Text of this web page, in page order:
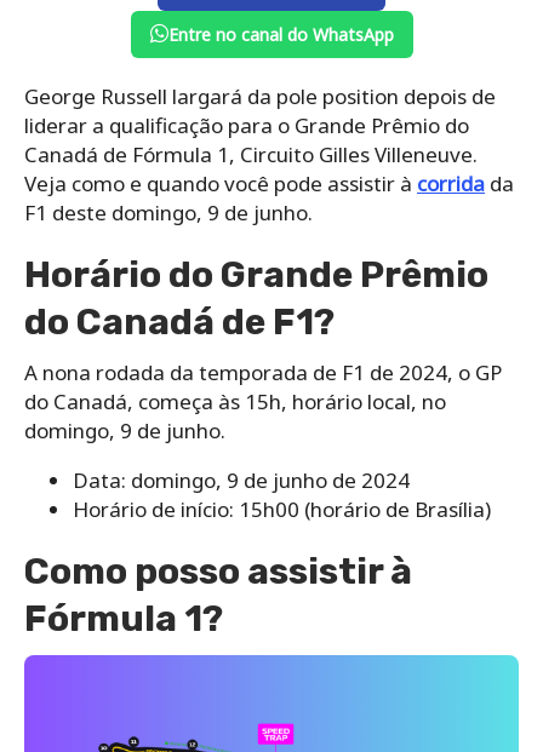
Entre no canal do WhatsApp
George Russell largará da pole position depois de
liderar a qualificação para o Grande Prêmio do
Canadá de Fórmula 1, Circuito Gilles Villeneuve.
Veja como e quando você pode assistir à corrida da
F1 deste domingo, 9 de junho.
Horário do Grande Prêmio
do Canadá de F1?
A nona rodada da temporada de F1 de 2024, o GP
do Canadá, começa às 15h, horário local, no
domingo, 9 de junho.
Data: domingo, 9 de junho de 2024
Horário de início: 15h00 (horário de Brasília)
Como posso assistir à
Fórmula 1?